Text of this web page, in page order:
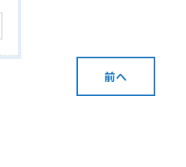
前へ